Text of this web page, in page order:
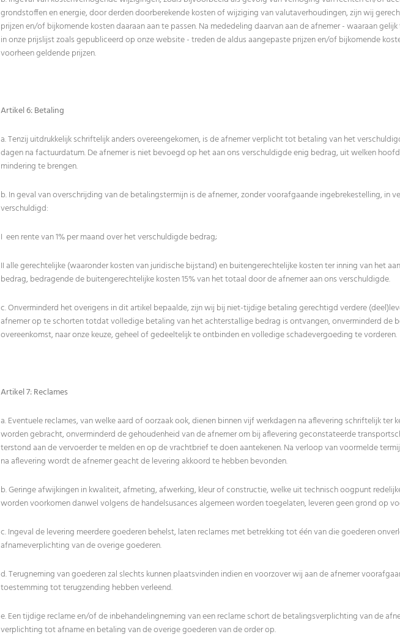
grondstoffen en energie, door derden doorberekende kosten of wijziging van valutaverhoudingen, zijn wij
prijzen en/of bijkomende kosten daaraan aan te passen. Na mededeling daarvan aan de afnemer - waaraan
in onze prijslijst zoals gepubliceerd op onze website - treden de aldus aangepaste prijzen en/of bijkomende
voorheen geldende prijzen.
Artikel 6: Betaling
a. Tenzij uitdrukkelijk schriftelijk anders overeengekomen, is de afnemer verplicht tot betaling van het
dagen na factuurdatum. De afnemer is niet bevoegd op het aan ons verschuldigde enig bedrag, uit welken
mindering te brengen.
b. In geval van overschrijding van de betalingstermijn is de afnemer, zonder voorafgaande ingebrekestelling, in
verschuldigd:
I een rente van 1% per maand over het verschuldigde bedrag;
II alle gerechtelijke (waaronder kosten van juridische bijstand) en buitengerechtelijke kosten ter inning van het
bedrag, bedragende de buitengerechtelijke kosten 15% van het totaal door de afnemer aan ons verschuldigde.
c. Onverminderd het overigens in dit artikel bepaalde, zijn wij bij niet-tijdige betaling gerechtigd verdere
afnemer op te schorten totdat volledige betaling van het achterstallige bedrag is ontvangen, onverminderd de
overeenkomst, naar onze keuze, geheel of gedeeltelijk te ontbinden en volledige schadevergoeding te vorderen.
Artikel 7: Reclames
a. Eventuele reclames, van welke aard of oorzaak ook, dienen binnen vijf werkdagen na aflevering schriftelijk ter
worden gebracht, onverminderd de gehoudenheid van de afnemer om bij aflevering geconstateerde
terstond aan de vervoerder te melden en op de vrachtbrief te doen aantekenen. Na verloop van voormelde
na aflevering wordt de afnemer geacht de levering akkoord te hebben bevonden.
b. Geringe afwijkingen in kwaliteit, afmeting, afwerking, kleur of constructie, welke uit technisch oogpunt
worden voorkomen danwel volgens de handelsusances algemeen worden toegelaten, leveren geen grond op
c. Ingeval de levering meerdere goederen behelst, laten reclames met betrekking tot één van die goederen
afnameverplichting van de overige goederen.
d. Terugneming van goederen zal slechts kunnen plaatsvinden indien en voorzover wij aan de afnemer
toestemming tot terugzending hebben verleend.
e. Een tijdige reclame en/of de inbehandelingneming van een reclame schort de betalingsverplichting van de
verplichting tot afname en betaling van de overige goederen van de order op.